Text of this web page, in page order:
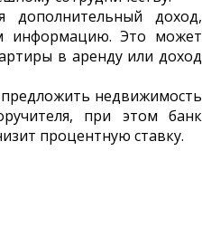
дополнительный доход,
информацию. Это может
в аренду или доход
недвижимость
при этом банк
процентную ставку.